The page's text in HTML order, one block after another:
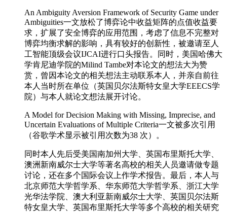
An Ambiguity Aversion Framework of Security Game under
Ambiguities一文放松了博弈论中收益矩阵的点值收益要
求，扩展了安全博弈的应用范围，考虑了信息不完整对
博弈均衡求解的影响，具有较好的创新性，被邀请至人
工智能顶级会议IJCAI进行口头报告。同时，美国哈佛大
学肯尼迪学院的Milind Tambe对本论文的想法大为赞
赏，曾因本论文的相关想法主动联系本人，并亲自前往
本人当时所在单位（英国贝尔法斯特女皇大学EEECS学
院）与本人就论文想法展开讨论。
A Model for Decision Making with Missing, Imprecise, and
Uncertain Evaluations of Multiple Criteria一文被多次引用
（谷歌学术显示被引用次数为38 次）。
同时本人先后受美国南加州大学、英国布里斯托大学、
澳洲新南威尔士大学等著名高校的相关人员邀请做专题
讨论，还在多个国际会议上作学术报告。最后，本人与
北京师范大学哲学系、华东师范大学哲学系、浙江大学
光华法学院、澳大利亚新南威尔士大学、英国贝尔法斯
特女皇大学、英国布里斯托大学等多个高校的相关研究